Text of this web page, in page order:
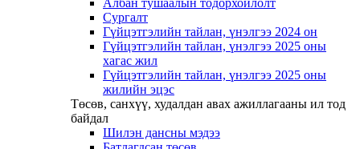
Албан тушаалын тодорхойлолт
Сургалт
Гүйцэтгэлийн тайлан, үнэлгээ 2024 он
Гүйцэтгэлийн тайлан, үнэлгээ 2025 оны
хагас жил
Гүйцэтгэлийн тайлан, үнэлгээ 2025 оны
жилийн эцэс
Төсөв, санхүү, худалдан авах ажиллагааны ил тод
байдал
Шилэн дансны мэдээ